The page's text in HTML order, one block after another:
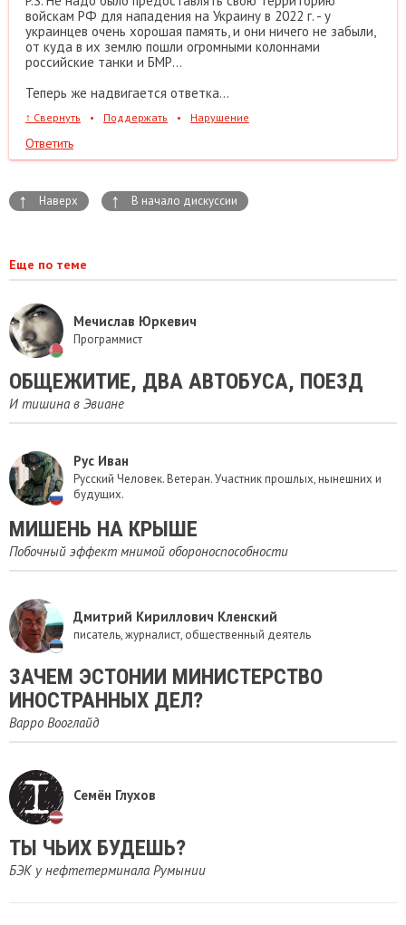
войскам РФ для нападения на Украину в 2022 г. - у
украинцев очень хорошая память, и они ничего не забыли,
от куда в их землю пошли огромными колоннами
российские танки и БМР...
Теперь же надвигается ответка...
↑ Свернуть • Поддержать • Нарушение
Ответить
↑ Наверх ↑ В начало дискуссии
Еще по теме
Мечислав Юркевич
Программист
ОБЩЕЖИТИЕ, ДВА АВТОБУСА, ПОЕЗД
И тишина в Эвиане
Рус Иван
Русский Человек. Ветеран. Участник прошлых, нынешних и
будущих.
МИШЕНЬ НА КРЫШЕ
Побочный эффект мнимой обороноспособности
Дмитрий Кириллович Кленский
писатель, журналист, общественный деятель
ЗАЧЕМ ЭСТОНИИ МИНИСТЕРСТВО
ИНОСТРАННЫХ ДЕЛ?
Варро Вооглайд
Семён Глухов
ТЫ ЧЬИХ БУДЕШЬ?
БЭК у нефтетерминала Румынии